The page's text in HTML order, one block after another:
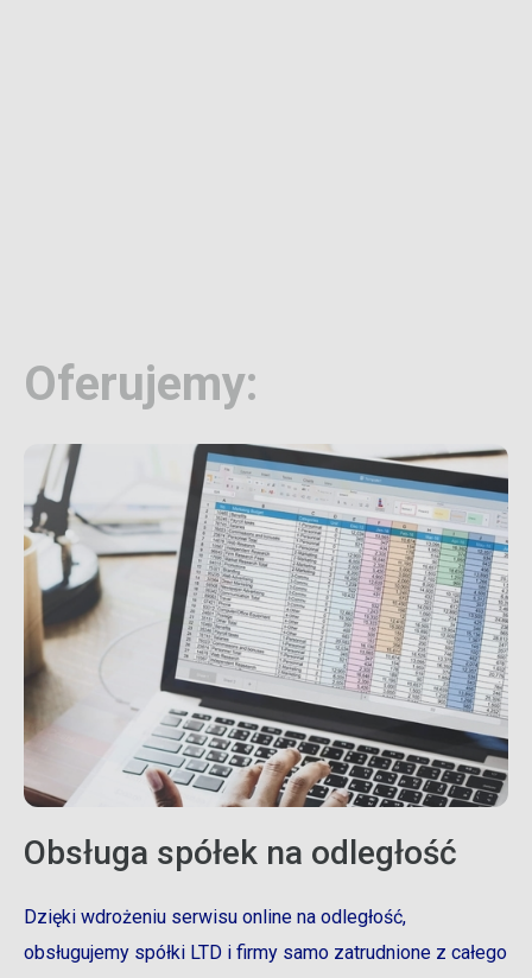
Oferujemy:
Obsługa spółek na odległość
Dzięki wdrożeniu serwisu online na odległość,
obsługujemy spółki LTD i firmy samo zatrudnione z całego